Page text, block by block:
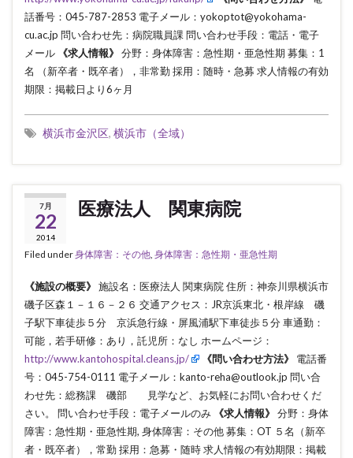
話番号：045-787-2853 電子メール：yokoptot@yokohama-
cu.ac.jp 問い合わせ先：病院職員課 問い合わせ手段：電話・電子
メール
《求人情報》
分野：身体障害：急性期・亜急性期 募集：1
名 （新卒者・既卒者），非常勤 採用：随時・急募 求人情報の有効
期限：掲載日より6ヶ月
横浜市金沢区, 横浜市（全域）
7月
22
2014
医療法人 関東病院
Filed under身体障害：その他, 身体障害：急性期・亜急性期
《施設の概要》
施設名：医療法人 関東病院 住所：神奈川県横浜市
磯子区森１－１６－２６ 交通アクセス：JR京浜東北・根岸線 磯
子駅下車徒歩５分 京浜急行線・屏風浦駅下車徒歩５分 車通勤：
可能，若手研修：あり，託児所：なし ホームページ：
http://www.kantohospital.cleans.jp/
《問い合わせ方法》
電話番
号：045-754-0111 電子メール：kanto-reha@outlook.jp 問い合
わせ先：総務課 磯部 見学など、お気軽にお問い合わせくだ
さい。 問い合わせ手段：電子メールのみ
《求人情報》
分野：身体
障害：急性期・亜急性期, 身体障害：その他 募集：OT ５名（新卒
者・既卒者），常勤 採用：急募・随時 求人情報の有効期限：掲載